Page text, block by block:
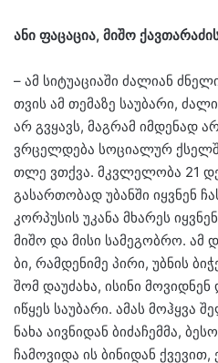
ანი ფა­ცა­ცია, მიშო
– ამ სი­ტუ­ა­ცი­ა­ში ძა­ლი­ან
თვის ამ თე­მა­ზე სა­უ­ბა­რი,
არ გვყავს, მაგ­რამ იმ­დე­ნად
ვრცელ­დე­ბა სო­ცი­ა­ლურ
თლე ვთქვა. მკვლე­ლო­ბა 21
გა­სარ­თო­ბად უბან­ში იყ­ვნენ
კორ­პუ­სის უკა­ნა მხა­რეს
მიშო და მისი სა­მე­გობ­რო. ამ
ბი, რამ­დე­ნი­მე პირი, უბ­ნის
შომ და­უ­ძა­ხა, ისი­ნი
ი­წყეს სა­უ­ბა­რი. ამას მოჰ­ყვა
ნახა აივ­ნი­დან ბი­ძა­ჩემ­მა,
ჩა­მო­ვი­და ის ბი­ნი­დან ქვე­ვით,